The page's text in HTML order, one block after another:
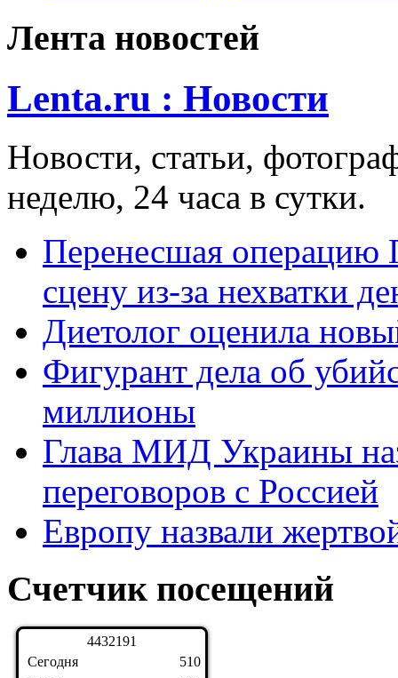
Лента новостей
Lenta.ru : Новости
Новости, статьи,
неделю, 24 часа в сутки.
Перенесшая операцию
сцену из-за нехватки
Диетолог оценила
Фигурант дела об
миллионы
Глава МИД Украины
переговоров с Россией
Европу назвали
Счетчик посещений
4432191
Сегодня
510